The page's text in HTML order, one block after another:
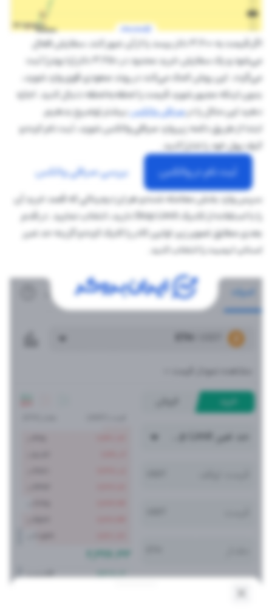
اگر قیمت به 3,200 دلار برسد یا از آن عبور کند، سفارش فعال
می‌شود و یک سفارش خرید محدود در 3,250 دلار (یا بهتر) ثبت
می‌گردد. این روش کمک می‌کند در روند صعودی قوی وارد شوید،
بدون اینکه مجبور شوید قیمت را لحظه‌به‌لحظه دنبال کنید. اجازه
دهید این مثال را درصرافی والکسبیشتر توضیح بدهیم.
ابتدا از طریق دکمه زیر وارد صرافی والکس شوید، ثبت نام کرده و
کیف پول خود را شارژ کنید.
ثبت نام در والکس بررسی صرافی والکس
سپس وارد بخش معامله شده و هر ارز دیجیتالی که قصد خرید آن
را با استفاده از تکنیک Stop Limit دارید، انتخاب نمایید. در قدم
بعدی مطابق تصویر زیر، اولین کادر را کلیک کرده و گزینه حد ضرر
استاپ لیمیت را انتخاب کنید.